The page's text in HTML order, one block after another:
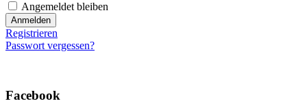
Angemeldet bleiben
Registrieren
Passwort vergessen?
Facebook